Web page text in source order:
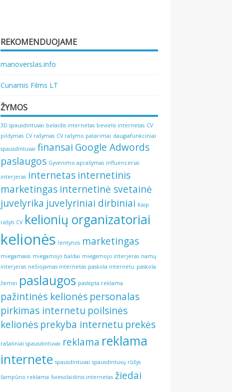
REKOMENDUOJAME
manoverslas.info
Cunamis Films LT
ŽYMOS
3D spausdintuvai belaidis internetas bevielis internetas CV
pildymas CV rašymas CV rašymo patarimai daugiafunkciniai
spausdintuvai finansai Google Adwords
paslaugos Gyvenimo aprašymas influenceriai
interjeras internetas internetinis
marketingas internetinė svetainė
juvelyrika juvelyriniai dirbiniai Kaip
rašyti CV kelionių organizatoriai
kelionės lentynos marketingas
miegamasis miegamojo baldai miegamojo interjeras namų
interjeras nešiojamas internetas paskola internetu paskola
žemei paslaugos paslėpta reklama
pažintinės kelionės personalas
pirkimas internetu poilsinės
kelionės prekyba internetu prekės
rašaliniai spausdintuvai reklama reklama
internete spausdintuvai spausdintuvų rūšys
šampūno reklama šviesolaidinis internetas žiedai